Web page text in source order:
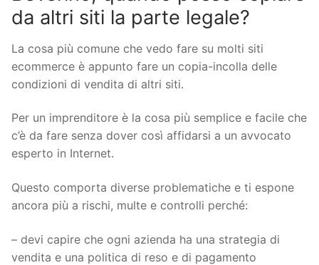
da altri siti la parte legale?
La cosa più comune che vedo fare su molti siti
ecommerce è appunto fare un copia-incolla delle
condizioni di vendita di altri siti.
Per un imprenditore è la cosa più semplice e facile che
c’è da fare senza dover così affidarsi a un avvocato
esperto in Internet.
Questo comporta diverse problematiche e ti espone
ancora più a rischi, multe e controlli perché:
– devi capire che ogni azienda ha una strategia di
vendita e una politica di reso e di pagamento